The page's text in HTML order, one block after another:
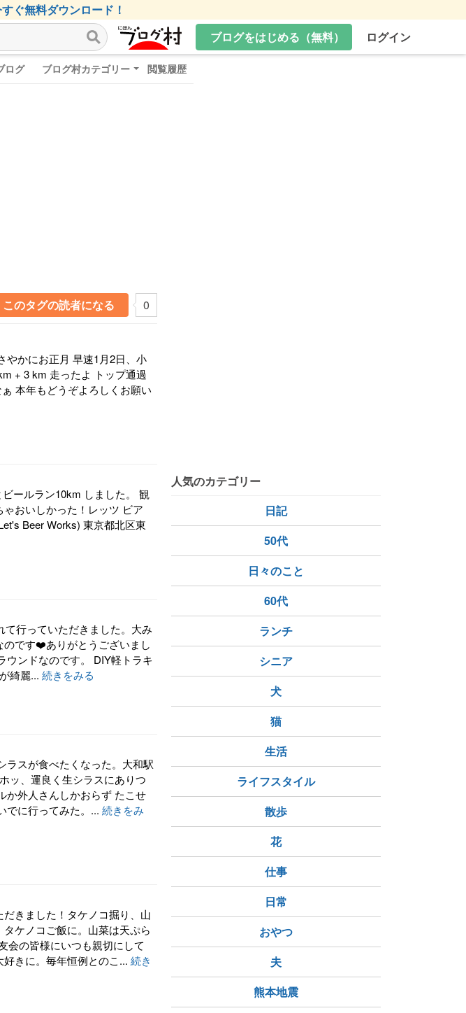
ぐ無料ダウンロード！
ブログをはじめる（無料）
ログイン
ログ ブログ村カテゴリー 閲覧履歴
このタグの読者になる 0
やかにお正月 早速1月2日、小
+ 3 km 走ったよ トップ通過
本年もどうぞよろしくお願い
ールラン10km しました。 観
おいしかった！レッツ ビア
Beer Works) 東京都北区東
行っていただきました。大み
のです❤️ありがとうございまし
ウンドなのです。 DIY軽トラキ
綺麗... 続きをみる
ラスが食べたくなった。大和駅
ッ、運良く生シラスにありつ
か外人さんしかおらず たこせ
でに行ってみた。... 続きをみ
きました！タケノコ掘り、山
ケノコご飯に。山菜は天ぷら
会の皆様にいつも親切にして
きに。毎年恒例とのこ... 続き
人気のカテゴリー
日記
50代
日々のこと
60代
ランチ
シニア
犬
猫
生活
ライフスタイル
散歩
花
仕事
日常
おやつ
夫
熊本地震